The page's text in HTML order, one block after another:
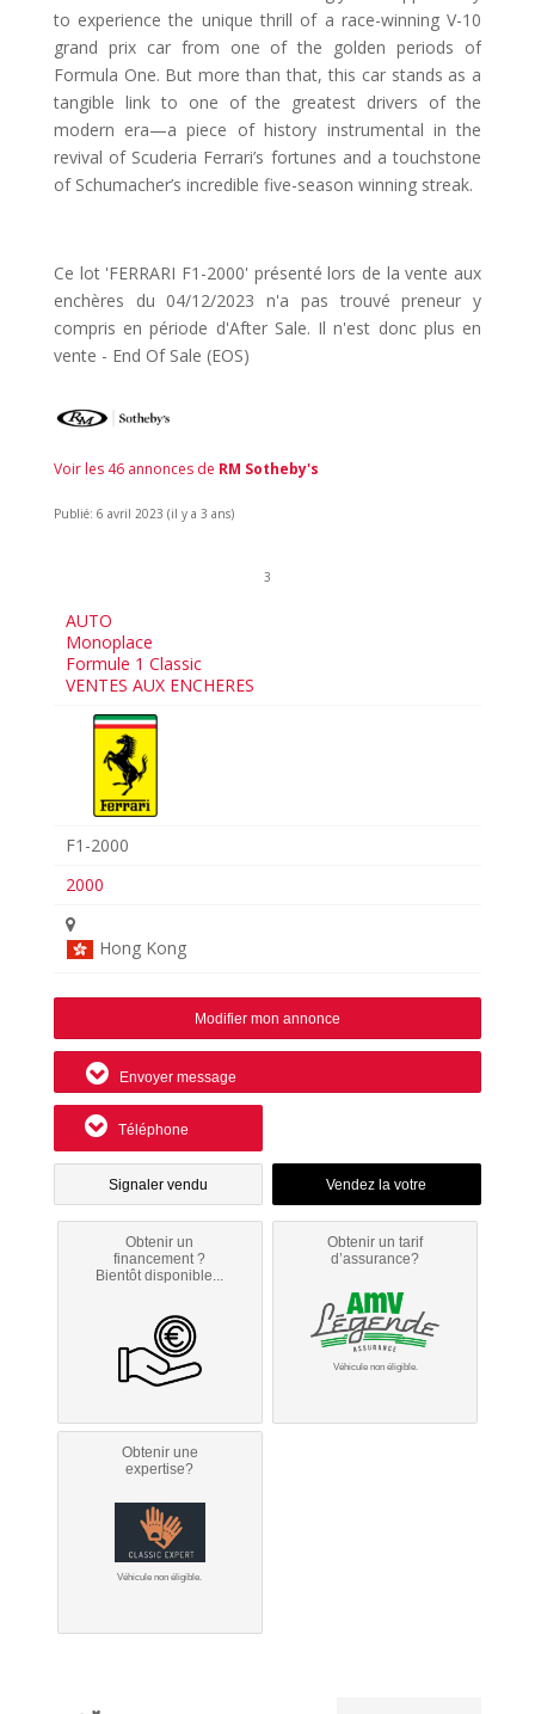
to experience the unique thrill of a race-winning V-10
grand prix car from one of the golden periods of
Formula One. But more than that, this car stands as a
tangible link to one of the greatest drivers of the
modern era—a piece of history instrumental in the
revival of Scuderia Ferrari’s fortunes and a touchstone
of Schumacher’s incredible five-season winning streak.
Ce lot 'FERRARI F1-2000' présenté lors de la vente aux
enchères du 04/12/2023 n'a pas trouvé preneur y
compris en période d'After Sale. Il n'est donc plus en
vente - End Of Sale (EOS)
Voir les 46 annonces de RM Sotheby's
Publié: 6 avril 2023 (il y a 3 ans)
3
AUTO
Monoplace
Formule 1 Classic
VENTES AUX ENCHERES
F1-2000
2000
Hong Kong
Modifier mon annonce
Envoyer message
Téléphone
Signaler vendu
Obtenir un
financement ?
Bientôt disponible...
Obtenir un tarif
d’assurance?
Véhicule non éligible.
Obtenir une
expertise?
Véhicule non éligible.